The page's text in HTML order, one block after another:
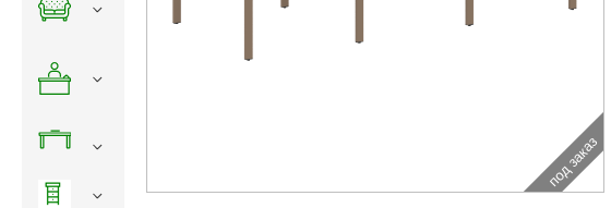
под заказ